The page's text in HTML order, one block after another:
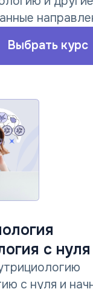
нутрициология
давать более
и расширить
КБЖУ
питания.
курс